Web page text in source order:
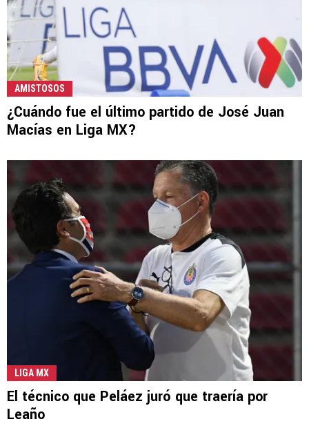
AMISTOSOS
¿Cuándo fue el último partido de José Juan
Macías en Liga MX?
LIGA MX
El técnico que Peláez juró que traería por
Leaño